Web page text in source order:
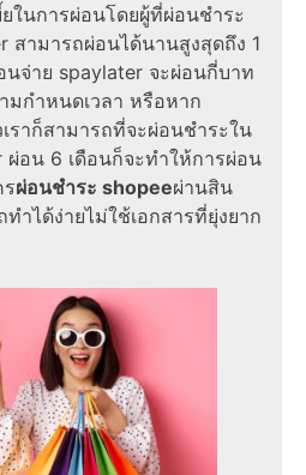
ในการผ่อนโดยผู้ที่ผ่อนชำระ
สามารถผ่อนได้นานสูงสุดถึง 1
จ่าย spaylater จะผ่อนกี่บาท
มกำหนดเวลา หรือหาก
ราก็สามารถที่จะผ่อนชำระใน
ผ่อน 6 เดือนก็จะทำให้การผ่อน
ผ่อนชำระ shopeeผ่านสิน
ำได้ง่ายไม่ใช้เอกสารที่ยุ่งยาก